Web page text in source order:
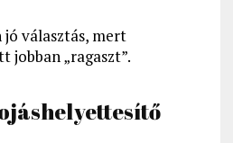
választás, mert
„ragaszt”.